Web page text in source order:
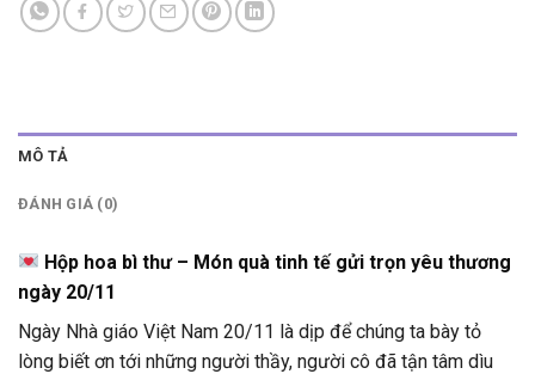
MÔ TẢ
ĐÁNH GIÁ (0)
Hộp hoa bì thư – Món quà tinh tế gửi trọn yêu thương
ngày 20/11
Ngày Nhà giáo Việt Nam 20/11 là dịp để chúng ta bày tỏ
lòng biết ơn tới những người thầy, người cô đã tận tâm dìu